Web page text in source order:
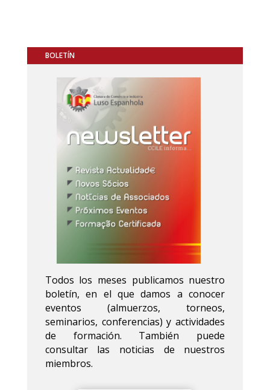
BOLETÍN
Todos los meses publicamos nuestro
boletín, en el que damos a conocer
eventos (almuerzos, torneos,
seminarios, conferencias) y actividades
de formación. También puede
consultar las noticias de nuestros
miembros.